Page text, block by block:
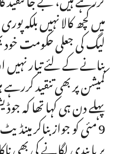
میں کچھ کالا نہیں بلکہ
لیگ کی جعلی حکومت
بنانے کے لئے تیار
کمیشن پر بھی تنقید
پہلے دن ہی کہا تھا کہ
9 مئی کو جواز بناکر
پر پابندی لگانے کی